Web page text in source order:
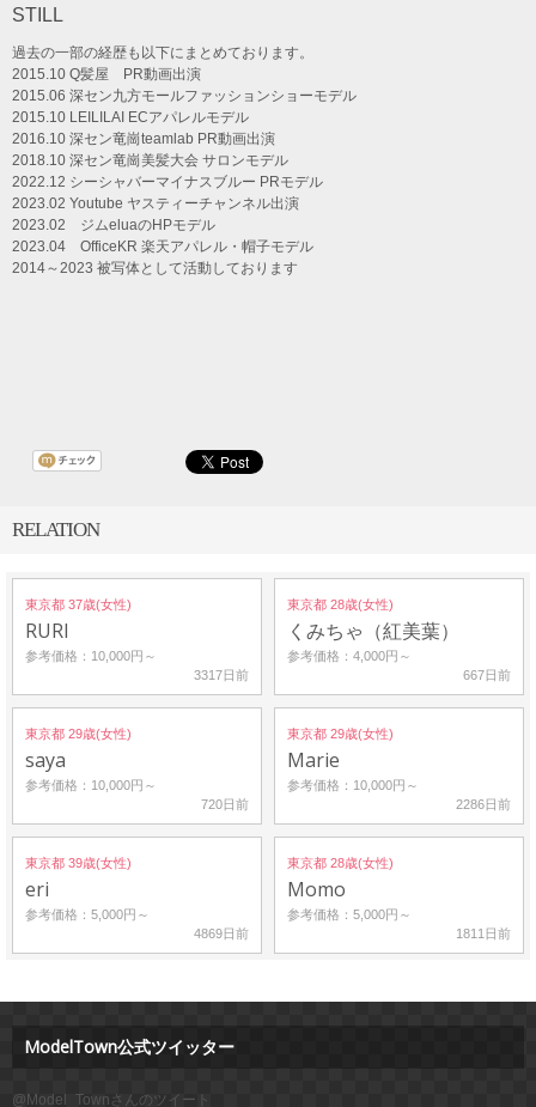
STILL
過去の一部の経歴も以下にまとめております。
2015.10 Q髪屋 PR動画出演
2015.06 深セン九方モールファッションショーモデル
2015.10 LEILILAI ECアパレルモデル
2016.10 深セン竜崗teamlab PR動画出演
2018.10 深セン竜崗美髪大会 サロンモデル
2022.12 シーシャバーマイナスブルー PRモデル
2023.02 Youtube ヤスティーチャンネル出演
2023.02 ジムeluaのHPモデル
2023.04 OfficeKR 楽天アパレル・帽子モデル
2014～2023 被写体として活動しております
RELATION
東京都 37歳(女性)
RURI
参考価格：10,000円～
3317日前
東京都 28歳(女性)
くみちゃ（紅美葉）
参考価格：4,000円～
667日前
東京都 29歳(女性)
saya
参考価格：10,000円～
720日前
東京都 29歳(女性)
Marie
参考価格：10,000円～
2286日前
東京都 39歳(女性)
eri
参考価格：5,000円～
4869日前
東京都 28歳(女性)
Momo
参考価格：5,000円～
1811日前
ModelTown公式ツイッター
@Model_Townさんのツイート